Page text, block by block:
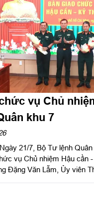
vụ Chủ
khu 7
21/7, Bộ Tư lệnh
vụ Chủ nhiệm Hậu cần
Đặng Văn Lẫm, Ủy viên